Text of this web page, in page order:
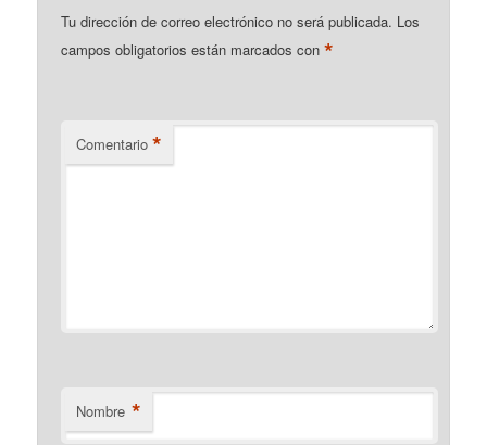
Tu dirección de correo electrónico no será publicada. Los
campos obligatorios están marcados con*
Comentario *
Nombre *